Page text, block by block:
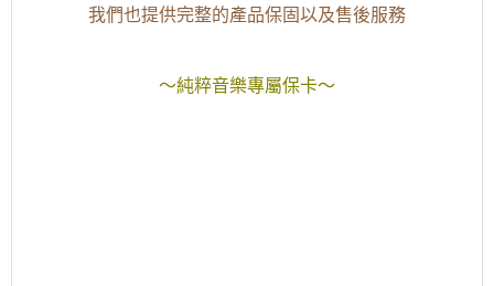
我們也提供完整的產品保固以及售後服務
～純粹音樂專屬保卡～